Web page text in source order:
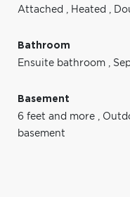
Attached , Heated ,
Bathroom
Ensuite bathroom ,
Basement
6 feet and more ,
basement